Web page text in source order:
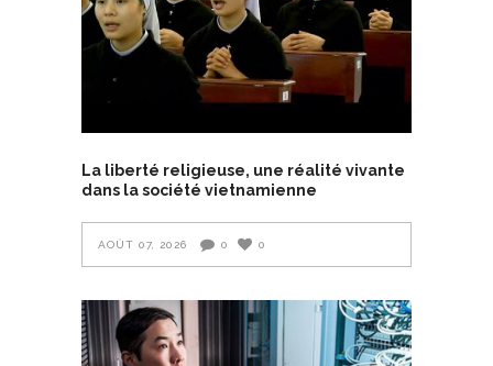
La liberté religieuse, une réalité vivante
dans la société vietnamienne
AOÛT 07, 2026 0 0